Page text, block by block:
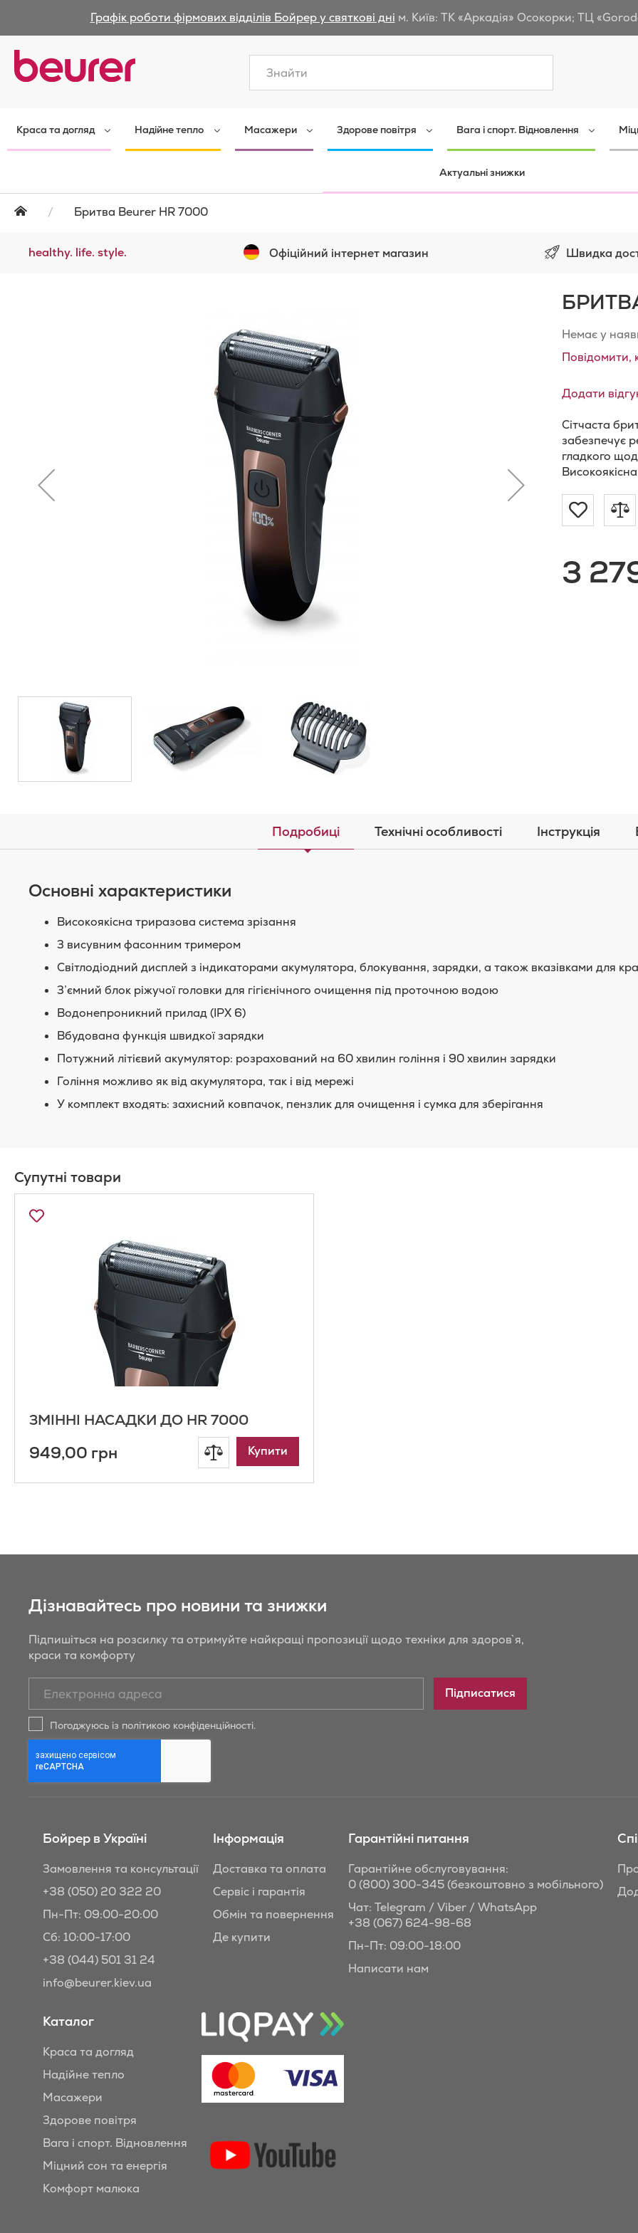
Графік роботи фірмових відділів Бойрер у святкові дні м. Київ: ТК «Аркадія» Осокорки; ТЦ
Пошук
Закрити
Краса та догляд Надійне тепло Масажери Здорове повітря Вага і спорт. Відновлення
Актуальні знижки
Бритва Beurer HR 7000
healthy. life. style. Офіційний інтернет магазин Швидка
Немає у
Повідомити,
Додати
Сітчаста
забезпечує
гладкого
Додати
Списку
3
Подробиці
Основні характеристики
Високоякісна триразова система зрізання
З висувним фасонним тримером
Світлодіодний дисплей з індикаторами акумулятора, блокування, зарядки, а також вказівками для
З’ємний блок ріжучої головки для гігієнічного очищення під проточною водою
Водонепроникний прилад (IPX 6)
Вбудована функція швидкої зарядки
Потужний літієвий акумулятор: розрахований на 60 хвилин гоління і 90 хвилин зарядки
Гоління можливо як від акумулятора, так і від мережі
У комплект входять: захисний ковпачок, пензлик для очищення і сумка для зберігання
Технічні особливості Інструкція
Супутні товари
ЗМІННІ НАСАДКИ ДО HR 7000
949,00 грн
Додати
Додати
до
Купити
Дізнавайтесь про новини та знижки
Підпишіться на розсилку та отримуйте найкращі пропозиції щодо техніки для здоров`я,
краси та комфорту
новини
та
Бойрер:
Підписатися
Погоджуюсь із політикою конфіденційності.
Бойрер в Україні
Замовлення та консультації
+38 (050) 20 322 20
Пн-Пт: 09:00-20:00
Сб: 10:00-17:00
+38 (044) 501 31 24
info@beurer.kiev.ua
Інформація
Доставка та оплата
Сервіс і гарантія
Обмін та повернення
Де купити
Гарантійні питання
Гарантійне обслуговування:
0 (800) 300-345(безкоштовно з мобільного)
Чат: Telegram / Viber / WhatsApp
+38 (067) 624-98-68
Пн-Пт: 09:00-18:00
Написати нам
Каталог
Краса та догляд
Надійне тепло
Масажери
Здорове повітря
Вага і спорт. Відновлення
Міцний сон та енергія
Комфорт малюка